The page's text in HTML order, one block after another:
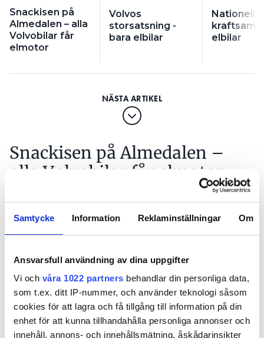
Samtycke Information Reklaminställningar Om
Ansvarsfull användning av dina uppgifter
Vi och våra 1022 partners behandlar din personliga data,
som t.ex. ditt IP-nummer, och använder teknologi såsom
cookies för att lagra och få tillgång till information på din
enhet för att kunna tillhandahålla personliga annonser och
innehåll, annons- och innehållsmätning, åskådarinsikter
Snackisen på
Almedalen – alla
Volvobilar får
elmotor
Volvos
storsatsning -
bara elbilar
Nationell
elbilar
Snackisen på Almedalen –
alla Volvobilar får elmotor